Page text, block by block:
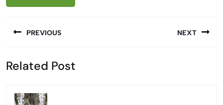
PREVIOUS
bericht:
NEXT
Related Post